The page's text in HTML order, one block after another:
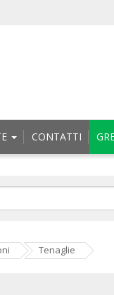
CONTATTI
Tenaglie